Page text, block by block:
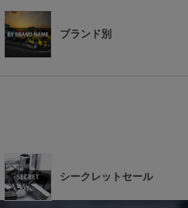
ブランド別
シークレットセール